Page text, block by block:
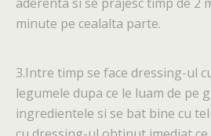
minute pe cealalta parte.
3.Intre timp se face dressing-ul
legumele dupa ce le luam de pe
ingredientele si se bat bine cu